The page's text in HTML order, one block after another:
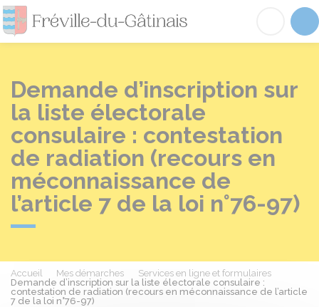
Fréville-du-
Demande d’inscription sur
la liste électorale
consulaire : contestation
de radiation (recours en
méconnaissance de
l’article 7 de la loi n°76-97)
Accueil Mes démarches
Services en ligne et formulaires
Demande d’inscription sur la liste électorale consulaire :
contestation de radiation (recours en méconnaissance de l’article
7 de la loi n°76-97)